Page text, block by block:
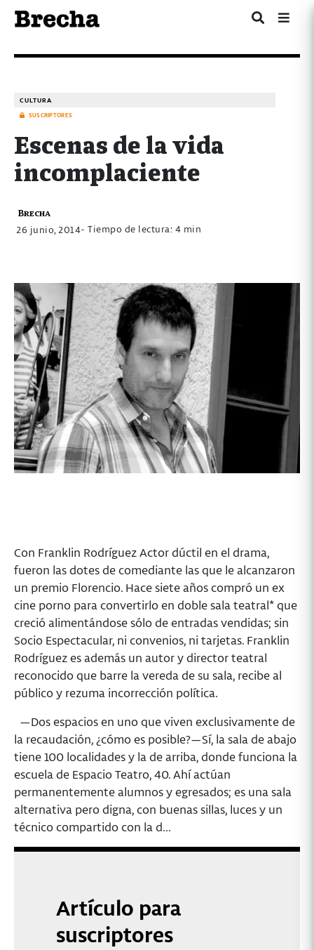
CULTURA
SUSCRIPTORES
Escenas de la vida
incomplaciente
Brecha
26 junio, 2014- Tiempo de lectura: 4 min
Con Franklin Rodríguez Actor dúctil en el drama,
fueron las dotes de comediante las que le alcanzaron
un premio Florencio. Hace siete años compró un ex
cine porno para convertirlo en doble sala teatral* que
creció alimentándose sólo de entradas vendidas; sin
Socio Espectacular, ni convenios, ni tarjetas. Franklin
Rodríguez es además un autor y director teatral
reconocido que barre la vereda de su sala, recibe al
público y rezuma incorrección política.
—Dos espacios en uno que viven exclusivamente de
la recaudación, ¿cómo es posible?—Sí, la sala de abajo
tiene 100 localidades y la de arriba, donde funciona la
escuela de Espacio Teatro, 40. Ahí actúan
permanentemente alumnos y egresados; es una sala
alternativa pero digna, con buenas sillas, luces y un
técnico compartido con la d...
Artículo para
suscriptores